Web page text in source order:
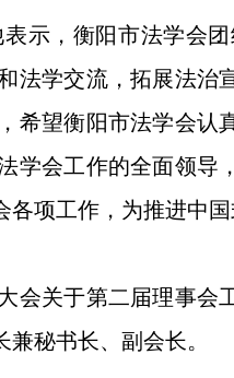
，衡阳市法学会
法学交流，拓展法
希望衡阳市法学会
会工作的全面领
项工作，为推进中国
关于第二届理事会
秘书长、副会长。